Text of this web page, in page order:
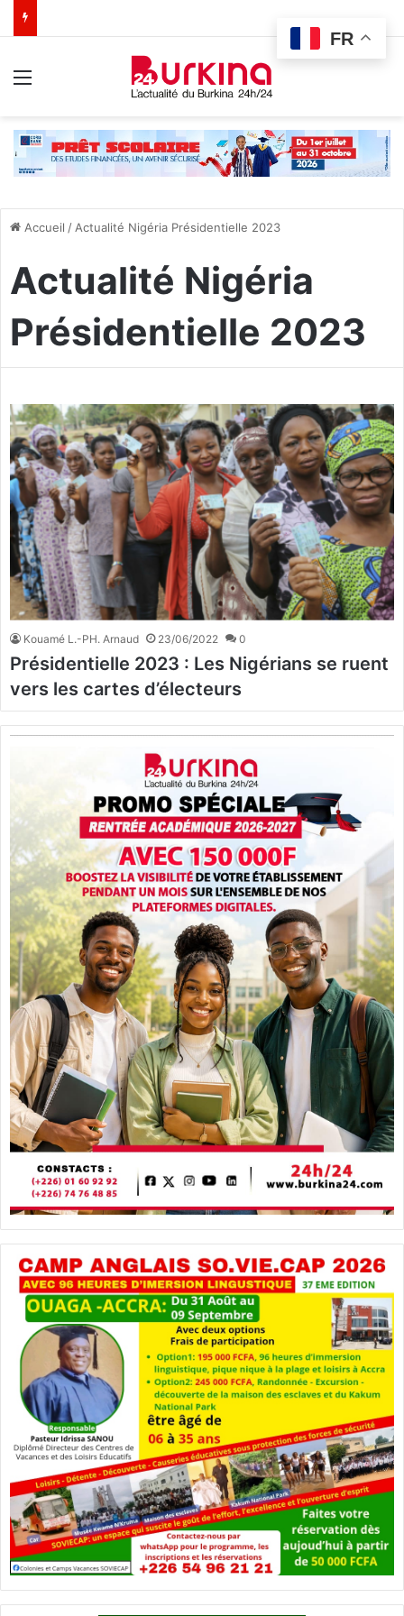
Accueil / Actualité Nigéria Présidentielle 2023
Actualité Nigéria
Présidentielle 2023
Kouamé L.-PH. Arnaud 23/06/2022 0
Présidentielle 2023 : Les Nigérians se ruent
vers les cartes d’électeurs
FR